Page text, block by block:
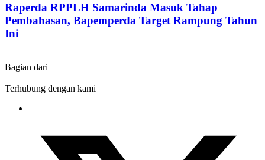
Raperda RPPLH Samarinda Masuk Tahap
Pembahasan, Bapemperda Target Rampung Tahun
Ini
Bagian dari
Terhubung dengan kami